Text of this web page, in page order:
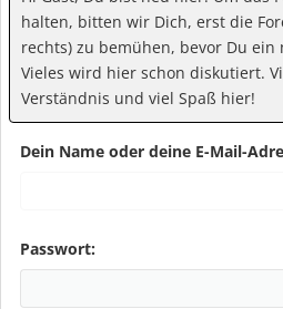
halten, bitten wir Dich, erst die
rechts) zu bemühen, bevor Du ein
Vieles wird hier schon diskutiert.
Verständnis und viel Spaß hier!
Dein Name oder deine E-Mail-
Passwort